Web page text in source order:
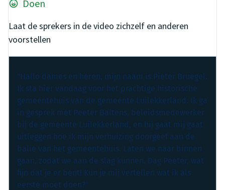
Doen
Laat de sprekers in de video zichzelf en anderen
voorstellen
"Hallo dames en heren, mijn naam is Pieter Bruegel.
Ik sta hier vandaag voor het prachtige historische
gemeentehuis van de gemeente Luilekkerland. Ik ga
in gesprek met Peeter Baltens, beleidsmedewerker
bij de gemeente Luilekkerland, en hij gaat mij gaat
uitleggen hoe ik mijn verhuizing doorgeef aan de
balie van het gemeentehuis. Laten we naar binnen
gaan, zodat we aan de slag kunnen. Dag Peeter, wat
fijn dat je er bent! Kun je mij vertellen wat ik als
eerste moet doen?"